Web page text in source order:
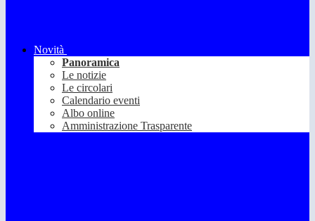
Novità
Panoramica
Le notizie
Le circolari
Calendario eventi
Albo online
Amministrazione Trasparente